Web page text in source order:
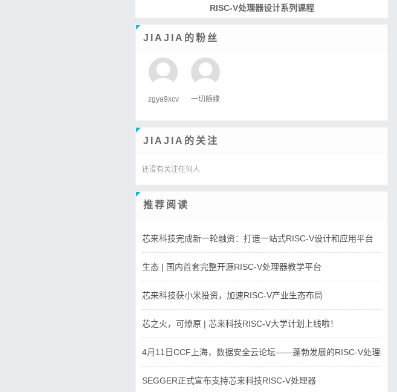
RISC-V处理器设计系列课程
JIAJIA的粉丝
zgya9xcv 一切随缘
JIAJIA的关注
还没有关注任何人
推荐阅读
芯来科技完成新一轮融资：打造一站式RISC-V设计和应用平台
生态 | 国内首套完整开源RISC-V处理器教学平台
芯来科技获小米投资，加速RISC-V产业生态布局
芯之火，可燎原 | 芯来科技RISC-V大学计划上线啦！
4月11日CCF上海，数据安全云论坛——蓬勃发展的RISC-V处理器
SEGGER正式宣布支持芯来科技RISC-V处理器